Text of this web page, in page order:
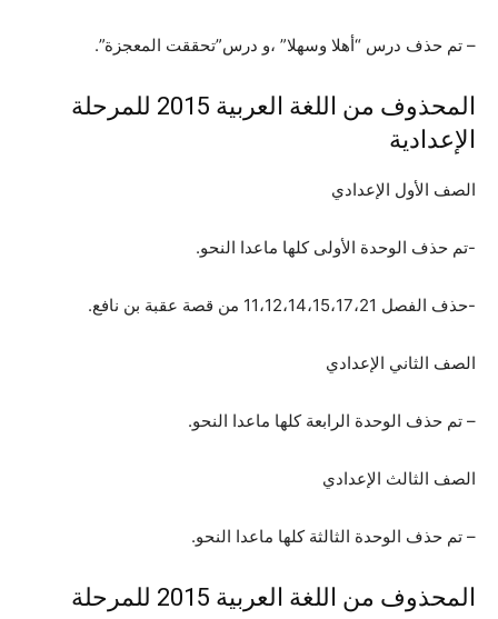
– تم حذف درس “أهلا وسهلا” ،و درس”تحققت المعجزة”.
المحذوف من اللغة العربية 2015 للمرحلة
الإعدادية
الصف الأول الإعدادي
-تم حذف الوحدة الأولى كلها ماعدا النحو.
-حذف الفصل 11،12،14،15،17،21 من قصة عقبة بن نافع.
الصف الثاني الإعدادي
– تم حذف الوحدة الرابعة كلها ماعدا النحو.
الصف الثالث الإعدادي
– تم حذف الوحدة الثالثة كلها ماعدا النحو.
المحذوف من اللغة العربية 2015 للمرحلة